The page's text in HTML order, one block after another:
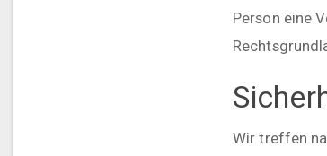
Person eine
Wir treffen